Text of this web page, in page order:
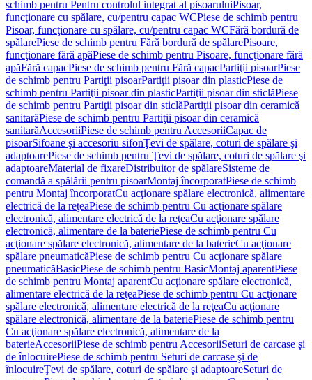
schimb pentru Pentru controlul integrat al pisoaruluiPisoar,
funcţionare cu spălare, cu/pentru capac WCPiese de schimb pentru
Pisoar, funcţionare cu spălare, cu/pentru capac WCFără bordură de
spălarePiese de schimb pentru Fără bordură de spălarePisoare,
funcţionare fără apăPiese de schimb pentru Pisoare, funcţionare fără
apăFără capacPiese de schimb pentru Fără capacPartiţii pisoarPiese
de schimb pentru Partiţii pisoarPartiţii pisoar din plasticPiese de
schimb pentru Partiţii pisoar din plasticPartiţii pisoar din sticlăPiese
de schimb pentru Partiţii pisoar din sticlăPartiţii pisoar din ceramică
sanitarăPiese de schimb pentru Partiţii pisoar din ceramică
sanitarăAccesoriiPiese de schimb pentru AccesoriiCapac de
pisoarSifoane şi accesoriu sifonŢevi de spălare, coturi de spălare şi
adaptoarePiese de schimb pentru Ţevi de spălare, coturi de spălare şi
adaptoareMaterial de fixareDistribuitor de spălareSisteme de
comandă a spălării pentru pisoarMontaj încorporatPiese de schimb
pentru Montaj încorporatCu acţionare spălare electronică, alimentare
electrică de la reţeaPiese de schimb pentru Cu acţionare spălare
electronică, alimentare electrică de la reţeaCu acţionare spălare
electronică, alimentare de la bateriePiese de schimb pentru Cu
acţionare spălare electronică, alimentare de la baterieCu acţionare
spălare pneumaticăPiese de schimb pentru Cu acţionare spălare
pneumaticăBasicPiese de schimb pentru BasicMontaj aparentPiese
de schimb pentru Montaj aparentCu acţionare spălare electronică,
alimentare electrică de la reţeaPiese de schimb pentru Cu acţionare
spălare electronică, alimentare electrică de la reţeaCu acţionare
spălare electronică, alimentare de la bateriePiese de schimb pentru
Cu acţionare spălare electronică, alimentare de la
baterieAccesoriiPiese de schimb pentru AccesoriiSeturi de carcase şi
de înlocuirePiese de schimb pentru Seturi de carcase şi de
înlocuireŢevi de spălare, coturi de spălare şi adaptoareSeturi de